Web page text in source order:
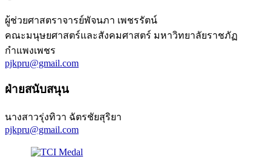
ผู้ช่วยศาสตราจารย์พัจนภา เพชรรัตน์
คณะมนุษยศาสตร์และสังคมศาสตร์ มหาวิทยาลัยราชภัฏ
กำแพงเพชร
pjkpru@gmail.com
ฝ่ายสนับสนุน
นางสาวรุ่งทิวา ฉัตรชัยสุริยา
pjkpru@gmail.com